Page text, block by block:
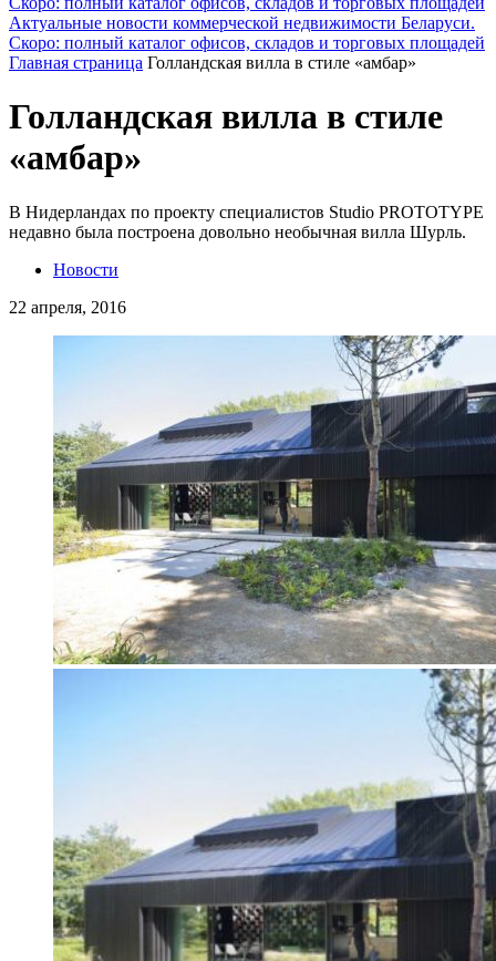
Актуальные новости коммерческой недвижимости Беларуси.
Скоро: полный каталог офисов, складов и торговых площадей
Главная страница Голландская вилла в стиле «амбар»
Голландская вилла в стиле
«амбар»
В Нидерландах по проекту специалистов Studio PROTOTYPE
недавно была построена довольно необычная вилла Шурль.
Новости
22 апреля, 2016